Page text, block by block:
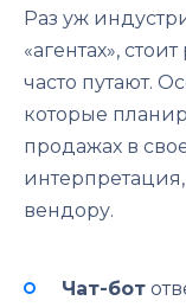
Раз уж
«агентах»,
часто путают.
которые
продажах в
вендору.
Чат-бот